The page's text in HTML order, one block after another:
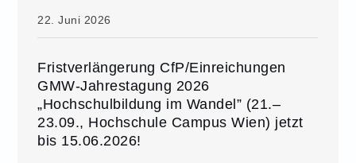
22. Juni 2026
Fristverlängerung CfP/Einreichungen
GMW-Jahrestagung 2026
„Hochschulbildung im Wandel” (21.–
23.09., Hochschule Campus Wien) jetzt
bis 15.06.2026!